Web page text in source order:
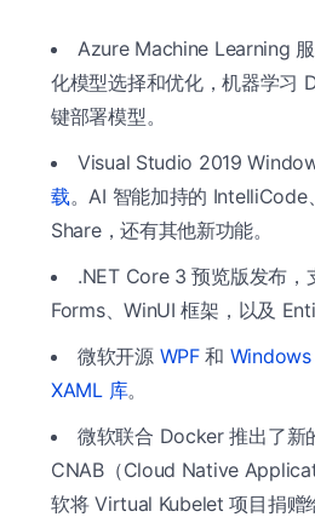
Azure Machine Learning
化模型选择和优化，机器学习
键部署模型。
Visual Studio 2019
载。AI 智能加持的 IntelliCode
Share，还有其他新功能。
.NET Core 3 预览版发布
Forms、WinUI 框架，以及
微软开源 WPF和 Windows
XAML 库。
微软联合 Docker 推出了新
CNAB（Cloud Native
软将 Virtual Kubelet 项目捐赠